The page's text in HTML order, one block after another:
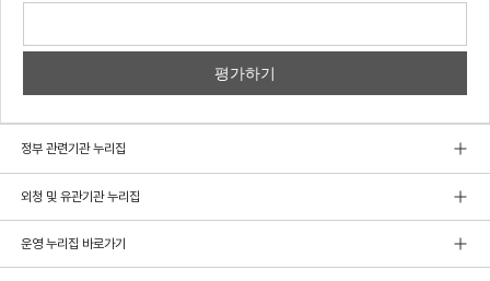
정부 관련기관 누리집
외청 및 유관기관 누리집
운영 누리집 바로가기